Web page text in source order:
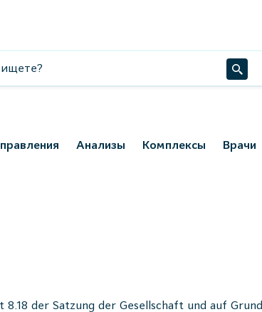
Анализы Комплексы Врачи
8.18 der Satzung der Gesellschaft und auf